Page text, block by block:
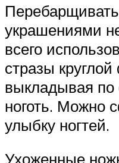
украшениями
всего
стразы
выкладывая
ноготь. Можно
улыбку ногтей.
Ухоженные